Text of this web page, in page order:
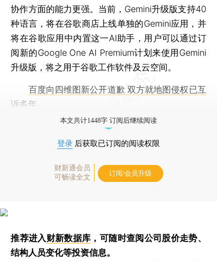
协作方面的能力更强。当前，Gemini升级版支持40
种语言，将在谷歌商店上线单独的Gemini应用，并
将在谷歌应用中内置这一AI助手，用户可以通过订
阅新的Google One AI Premium计划来使用Gemini
升级版，将之用于谷歌工作软件及云空间。
百度向四维图新公开道歉 双方就地图侵权已互
诉多年
本文共计1448字 订阅后继续阅读
登录 后获取已订阅的阅读权限
财新通会员
可畅读全文
订阅/会员升级
推荐进入财新数据库 ，可随时查阅公司股价走势、
结构人员变化等投资信息。